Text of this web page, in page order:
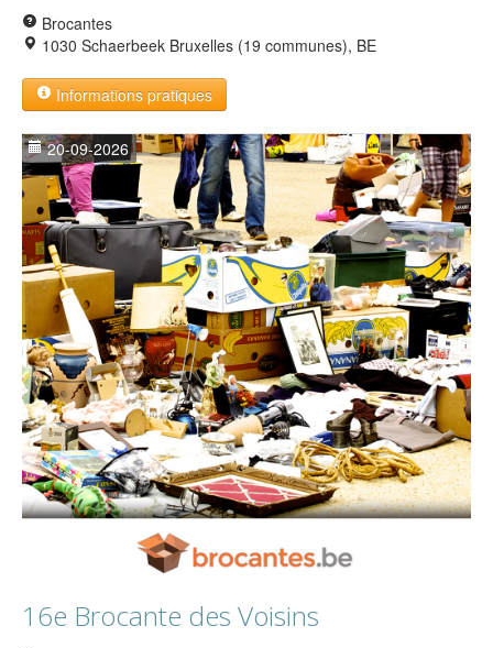
Brocantes
1030 Schaerbeek Bruxelles (19 communes), BE
Informations pratiques
20-09-2026
16e Brocante des Voisins